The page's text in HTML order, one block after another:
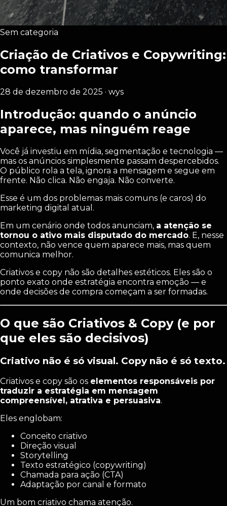
Sem categoria
Criação de Criativos e Copywriting:
como transformar
28 de dezembro de 2025 · wys
Introdução: quando o anúncio
aparece, mas ninguém reage
Você já investiu em mídia, segmentação e tecnologia —
mas os anúncios simplesmente passam despercebidos.
O público rola a tela, ignora a mensagem e segue em
frente. Não clica. Não engaja. Não converte.
Esse é um dos problemas mais comuns (e caros) do
marketing digital atual.
Em um cenário onde todos anunciam, a atenção se
tornou o ativo mais disputado do mercado. E, nesse
contexto, não vence quem aparece mais, mas quem
comunica melhor.
Criativos e copy não são detalhes estéticos. Eles são o
ponto exato onde estratégia encontra emoção — e
onde decisões de compra começam a ser formadas.
O que são Criativos & Copy (e por
que eles são decisivos)
Criativo não é só visual. Copy não é só texto.
Criativos e copy são os elementos responsáveis por
traduzir a estratégia em mensagem
compreensível, atrativa e persuasiva.
Eles englobam:
Conceito criativo
Direção visual
Storytelling
Texto estratégico (copywriting)
Chamada para ação (CTA)
Adaptação por canal e formato
Um bom criativo chama atenção.